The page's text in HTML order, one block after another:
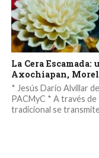
La Cera
Axochiapan,
* Jesús Darío Alvillar
PACMyC * A través
tradicional se